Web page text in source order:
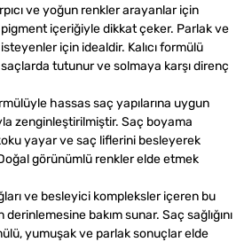
ve yoğun renkler arayanlar için
içeriğiyle dikkat çeker. Parlak ve
için idealdir. Kalıcı formülü
tutunur ve solmaya karşı direnç
hassas saç yapılarına uygun
zenginleştirilmiştir. Saç boyama
yayar ve saç liflerini besleyerek
görünümlü renkler elde etmek
ve besleyici kompleksler içeren bu
bakım sunar. Saç sağlığını
yumuşak ve parlak sonuçlar elde